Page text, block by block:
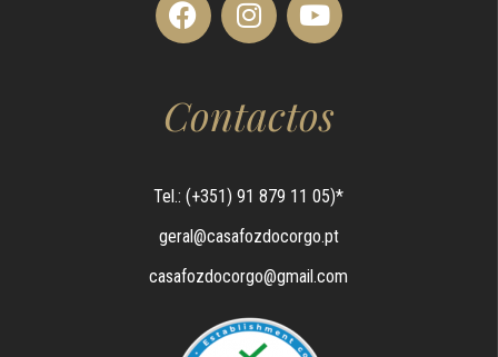
Contactos
Tel.: (+351) 91 879 11 05)*
geral@casafozdocorgo.pt
casafozdocorgo@gmail.com